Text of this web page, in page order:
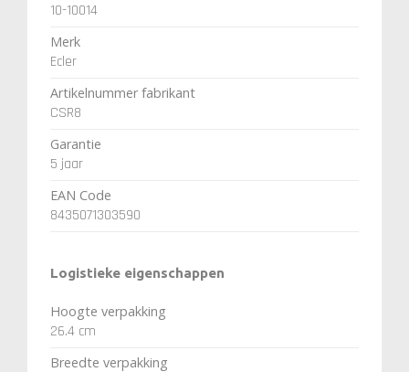
10-10014
Merk
Ecler
Artikelnummer fabrikant
CSR8
Garantie
5 jaar
EAN Code
8435071303590
Logistieke eigenschappen
Hoogte verpakking
26.4 cm
Breedte verpakking